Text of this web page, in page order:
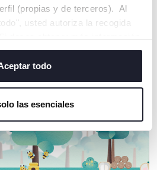
(propias y de terceros). Al
usted autoriza la recogida
de todas o
en "mostrar detalles". Al
consiente en utilizar
todo
las esenciales